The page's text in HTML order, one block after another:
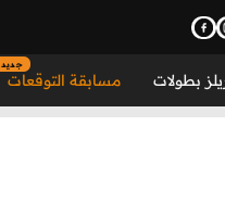
بطولات مسابقة التوقعات
جديد